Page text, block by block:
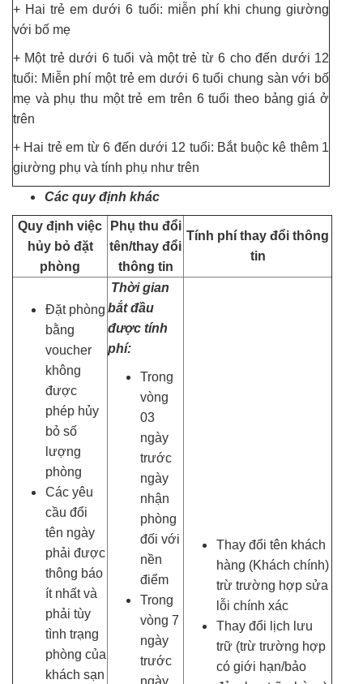
+ Hai trẻ em dưới 6 tuổi: miễn phí khi chung giường
với bố mẹ
+ Một trẻ dưới 6 tuổi và một trẻ từ 6 cho đến dưới 12
tuổi: Miễn phí một trẻ em dưới 6 tuổi chung sàn với bố
mẹ và phụ thu một trẻ em trên 6 tuổi theo bảng giá ở
trên
+ Hai trẻ em từ 6 đến dưới 12 tuổi: Bắt buộc kê thêm 1
giường phụ và tính phụ như trên
Các quy định khác
Quy định việc
hủy bỏ đặt
phòng
Phụ thu đổi
tên/thay đổi
thông tin
Tính phí thay đổi thông
tin
Đặt phòng
bằng
voucher
không
được
phép hủy
bỏ số
lượng
phòng
Các yêu
cầu đổi
tên ngày
phải được
thông báo
ít nhất và
phải tùy
tình trạng
phòng của
khách sạn
Thời gian
bắt đầu
được tính
phí:
Trong
vòng
03
ngày
trước
ngày
nhận
phòng
đối với
nền
điểm
Trong
vòng 7
ngày
trước
Thay đổi tên khách
hàng (Khách chính)
trừ trường hợp sửa
lỗi chính xác
Thay đổi lịch lưu
trữ (trừ trường hợp
có giới hạn/bảo